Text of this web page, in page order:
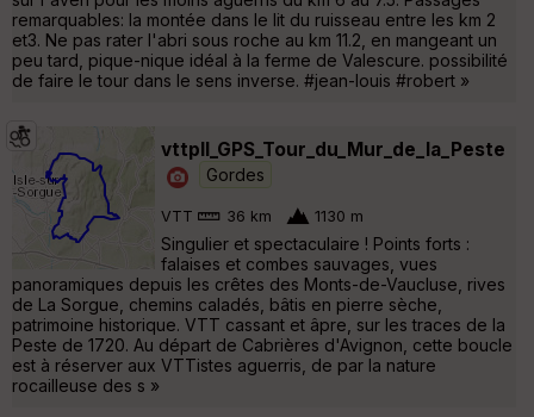
remarquables: la montée dans le lit du ruisseau entre les km 2
et3. Ne pas rater l'abri sous roche au km 11.2, en mangeant un
peu tard, pique-nique idéal à la ferme de Valescure. possibilité
de faire le tour dans le sens inverse. #jean-louis #robert »
vttpll_GPS_Tour_du_Mur_de_la_Peste
Gordes
VTT 36 km 1130 m
Singulier et spectaculaire ! Points forts :
falaises et combes sauvages, vues
panoramiques depuis les crêtes des Monts-de-Vaucluse, rives
de La Sorgue, chemins caladés, bâtis en pierre sèche,
patrimoine historique. VTT cassant et âpre, sur les traces de la
Peste de 1720. Au départ de Cabrières d'Avignon, cette boucle
est à réserver aux VTTistes aguerris, de par la nature
rocailleuse des s »